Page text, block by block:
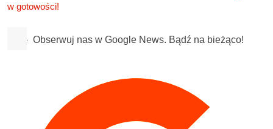
w gotowości!
Obserwuj nas w Google News. Bądź na bieżąco!